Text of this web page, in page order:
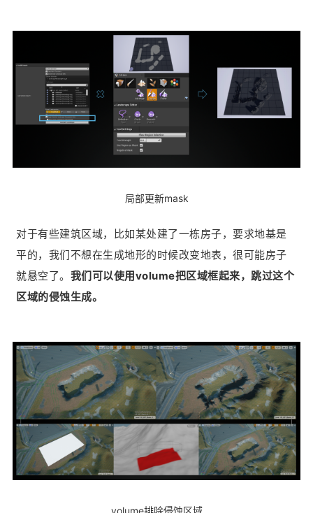
局部更新mask
对于有些建筑区域，比如某处建了一栋房子，要求地基是
平的，我们不想在生成地形的时候改变地表，很可能房子
就悬空了。 我们可以使用volume把区域框起来，跳过这个
区域的侵蚀生成。
volume排除侵蚀区域